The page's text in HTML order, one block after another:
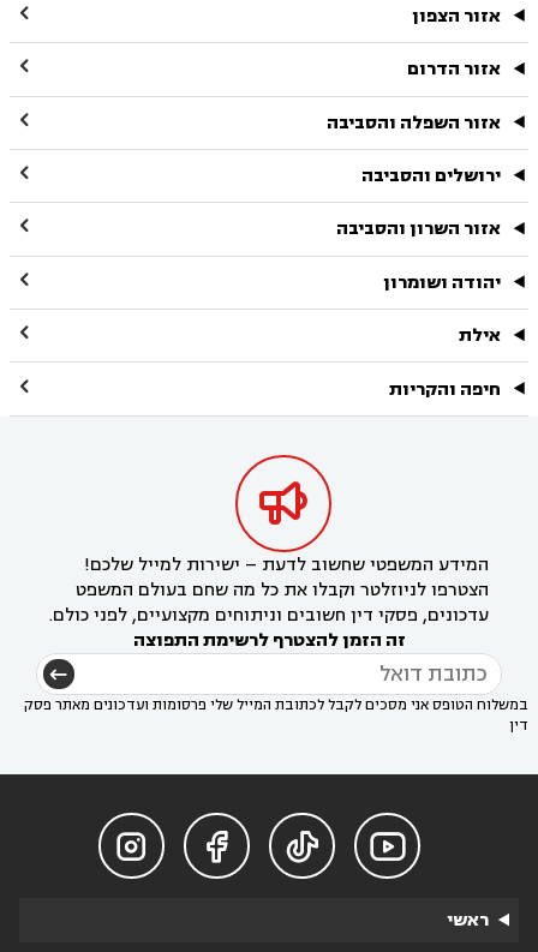
אזור הצפון 
אזור הדרום 
אזור השפלה והסביבה 
ירושלים והסביבה 
אזור השרון והסביבה 
יהודה ושומרון 
אילת 
חיפה והקריות 

המידע המשפטי שחשוב לדעת – ישירות למייל שלכם!
הצטרפו לניוזלטר וקבלו את כל מה שחם בעולם המשפט
עדכונים, פסקי דין חשובים וניתוחים מקצועיים, לפני כולם.
זה הזמן להצטרף לרשימת התפוצה
במשלוח הטופס אני מסכים לקבל לכתובת המייל שלי פרסומות ועדכונים מאתר פסק
דין




ראשי